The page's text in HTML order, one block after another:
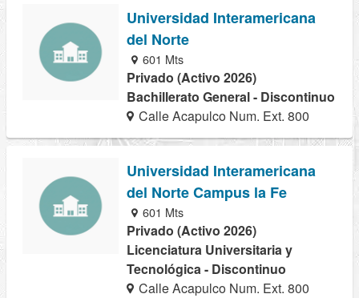
Universidad Interamericana
del Norte
601 Mts
Privado (Activo 2026)
Bachillerato General - Discontinuo
Calle Acapulco Num. Ext. 800
Universidad Interamericana
del Norte Campus la Fe
601 Mts
Privado (Activo 2026)
Licenciatura Universitaria y
Tecnológica - Discontinuo
Calle Acapulco Num. Ext. 800